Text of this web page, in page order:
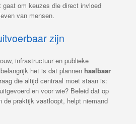
om keuzes die direct invloed
van mensen.
zijn
infrastructuur en publieke
het is dat plannen haalbaar
die altijd centraal moet staan is:
en voor wie? Beleid dat op
de praktijk vastloopt, helpt niemand